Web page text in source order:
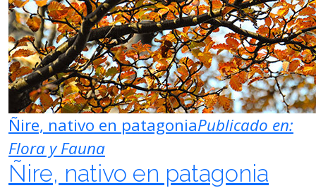
Ñire, nativo en patagoniaPublicado en:
Flora y Fauna
Ñire, nativo en patagonia